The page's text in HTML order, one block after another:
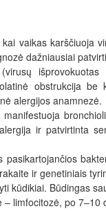
kai vaikas karščiuoja
dažniausiai
(virusų
obstrukcija be
alergijos anamnezė.
ir patvirtinta
pasikartojančios
ir genetiniais
kūdikiai. Būdingas
limfocitozė, po